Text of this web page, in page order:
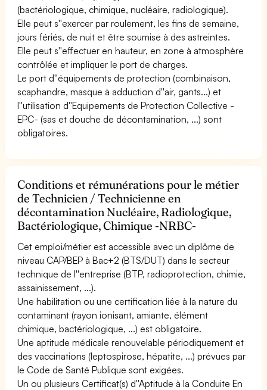
(bactériologique, chimique, nucléaire, radiologique).
Elle peut s''exercer par roulement, les fins de semaine,
jours fériés, de nuit et être soumise à des astreintes.
Elle peut s''effectuer en hauteur, en zone à atmosphère
contrôlée et impliquer le port de charges.
Le port d''équipements de protection (combinaison,
scaphandre, masque à adduction d''air, gants...) et
l''utilisation d''Equipements de Protection Collective -
EPC- (sas et douche de décontamination, ...) sont
obligatoires.
Conditions et rémunérations pour le métier
de Technicien / Technicienne en
décontamination Nucléaire, Radiologique,
Bactériologique, Chimique -NRBC-
Cet emploi/métier est accessible avec un diplôme de
niveau CAP/BEP à Bac+2 (BTS/DUT) dans le secteur
technique de l''entreprise (BTP, radioprotection, chimie,
assainissement, ...).
Une habilitation ou une certification liée à la nature du
contaminant (rayon ionisant, amiante, élément
chimique, bactériologique, ...) est obligatoire.
Une aptitude médicale renouvelable périodiquement et
des vaccinations (leptospirose, hépatite, ...) prévues par
le Code de Santé Publique sont exigées.
Un ou plusieurs Certificat(s) d''Aptitude à la Conduite En